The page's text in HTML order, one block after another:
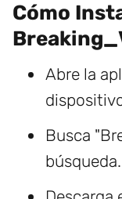
Cómo
Abre la
Busca
búsqueda.